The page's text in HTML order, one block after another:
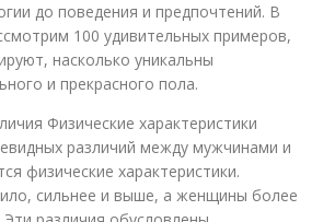
до поведения и предпочтений. В
100 удивительных примеров,
насколько уникальны
и прекрасного пола.
Физические характеристики
различий между мужчинами и
физические характеристики.
сильнее и выше, а женщины более